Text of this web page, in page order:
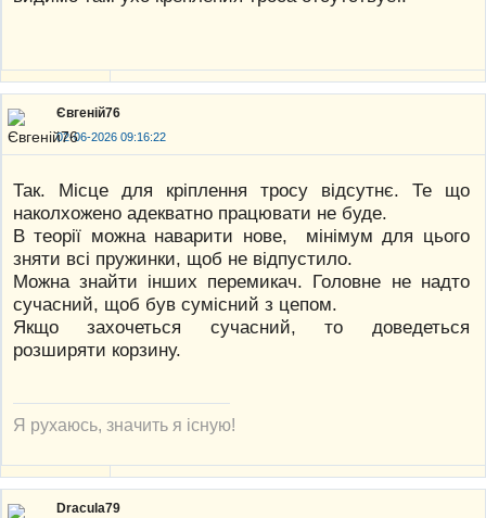
Євгеній76
02-06-2026 09:16:22
Так. Місце для кріплення тросу відсутнє. Те що
наколхожено адекватно працювати не буде.
В теорії можна наварити нове, мінімум для цього
зняти всі пружинки, щоб не відпустило.
Можна знайти інших перемикач. Головне не надто
сучасний, щоб був сумісний з цепом.
Якщо захочеться сучасний, то доведеться
розширяти корзину.
Я рухаюсь, значить я існую!
Dracula79